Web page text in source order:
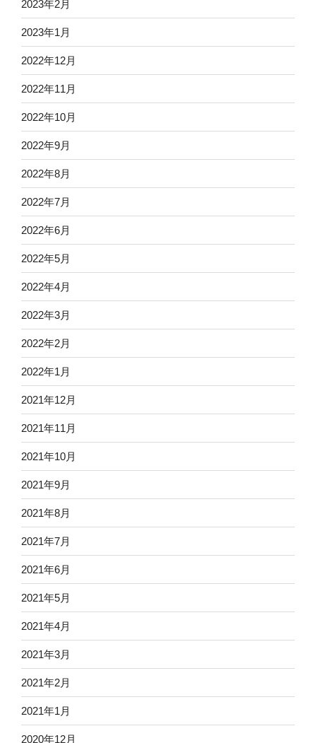
2023年2月
2023年1月
2022年12月
2022年11月
2022年10月
2022年9月
2022年8月
2022年7月
2022年6月
2022年5月
2022年4月
2022年3月
2022年2月
2022年1月
2021年12月
2021年11月
2021年10月
2021年9月
2021年8月
2021年7月
2021年6月
2021年5月
2021年4月
2021年3月
2021年2月
2021年1月
2020年12月